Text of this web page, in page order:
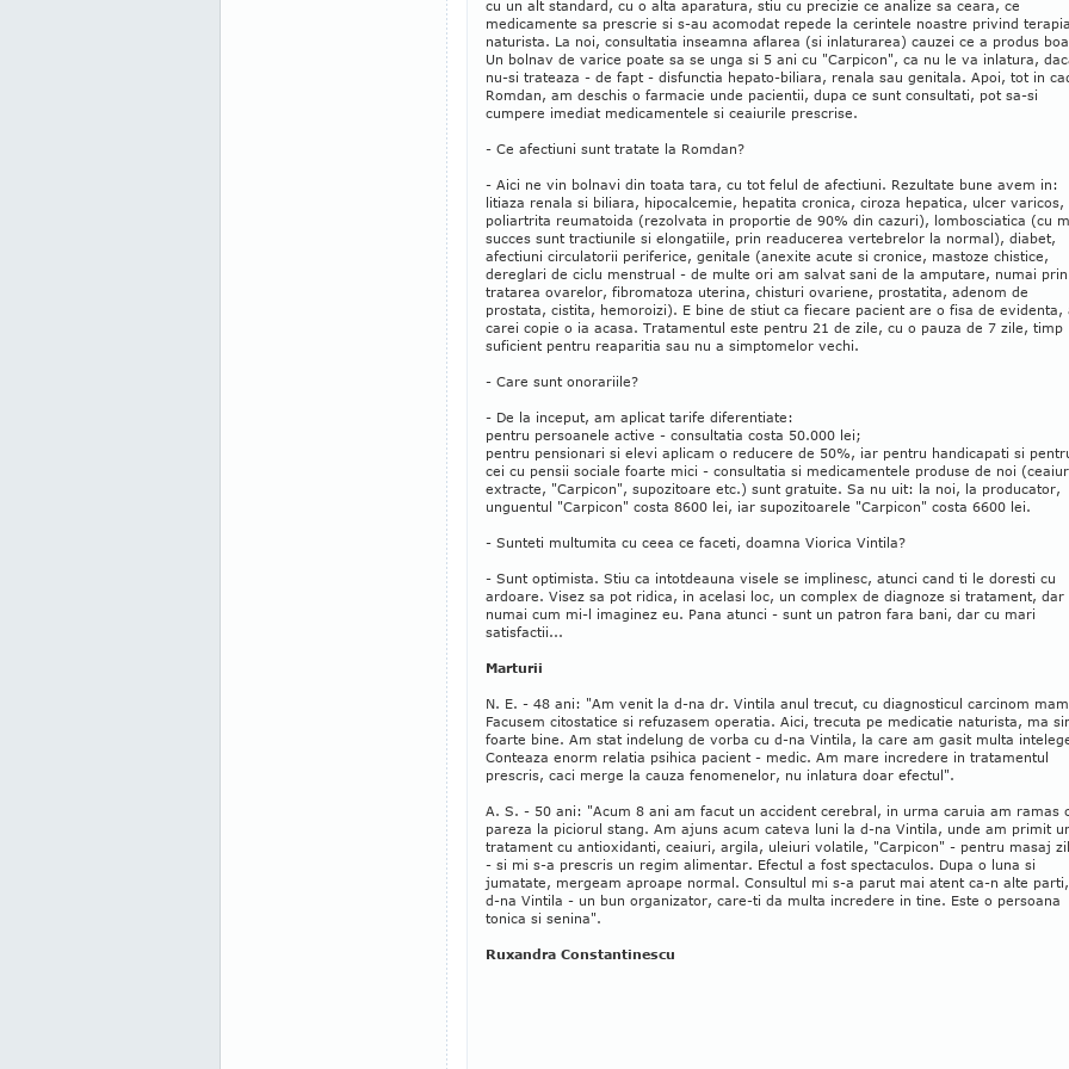
cu un alt standard, cu o alta aparatura, stiu cu precizie ce analize sa ceara, ce
medicamente sa prescrie si s-au acomodat repede la cerintele noastre privind terapia
naturista. La noi, consultatia inseamna aflarea (si inlaturarea) cauzei ce a produs
Un bolnav de varice poate sa se unga si 5 ani cu "Carpicon", ca nu le va inlatura,
nu-si trateaza - de fapt - disfunctia hepato-biliara, renala sau genitala. Apoi, tot in
Romdan, am deschis o farmacie unde pacientii, dupa ce sunt consultati, pot sa-si
cumpere imediat medicamentele si ceaiurile prescrise.
- Ce afectiuni sunt tratate la Romdan?
- Aici ne vin bolnavi din toata tara, cu tot felul de afectiuni. Rezultate bune avem in:
litiaza renala si biliara, hipocalcemie, hepatita cronica, ciroza hepatica, ulcer varicos,
poliartrita reumatoida (rezolvata in proportie de 90% din cazuri), lombosciatica (cu
succes sunt tractiunile si elongatiile, prin readucerea vertebrelor la normal), diabet,
afectiuni circulatorii periferice, genitale (anexite acute si cronice, mastoze chistice,
dereglari de ciclu menstrual - de multe ori am salvat sani de la amputare, numai prin
tratarea ovarelor, fibromatoza uterina, chisturi ovariene, prostatita, adenom de
prostata, cistita, hemoroizi). E bine de stiut ca fiecare pacient are o fisa de evidenta,
carei copie o ia acasa. Tratamentul este pentru 21 de zile, cu o pauza de 7 zile, timp
suficient pentru reaparitia sau nu a simptomelor vechi.
- Care sunt onorariile?
- De la inceput, am aplicat tarife diferentiate:
pentru persoanele active - consultatia costa 50.000 lei;
pentru pensionari si elevi aplicam o reducere de 50%, iar pentru handicapati si
cei cu pensii sociale foarte mici - consultatia si medicamentele produse de noi
extracte, "Carpicon", supozitoare etc.) sunt gratuite. Sa nu uit: la noi, la producator,
unguentul "Carpicon" costa 8600 lei, iar supozitoarele "Carpicon" costa 6600 lei.
- Sunteti multumita cu ceea ce faceti, doamna Viorica Vintila?
- Sunt optimista. Stiu ca intotdeauna visele se implinesc, atunci cand ti le doresti cu
ardoare. Visez sa pot ridica, in acelasi loc, un complex de diagnoze si tratament, dar
numai cum mi-l imaginez eu. Pana atunci - sunt un patron fara bani, dar cu mari
satisfactii...
Marturii
N. E. - 48 ani: "Am venit la d-na dr. Vintila anul trecut, cu diagnosticul carcinom
Facusem citostatice si refuzasem operatia. Aici, trecuta pe medicatie naturista, ma
foarte bine. Am stat indelung de vorba cu d-na Vintila, la care am gasit multa
Conteaza enorm relatia psihica pacient - medic. Am mare incredere in tratamentul
prescris, caci merge la cauza fenomenelor, nu inlatura doar efectul".
A. S. - 50 ani: "Acum 8 ani am facut un accident cerebral, in urma caruia am ramas
pareza la piciorul stang. Am ajuns acum cateva luni la d-na Vintila, unde am primit
tratament cu antioxidanti, ceaiuri, argila, uleiuri volatile, "Carpicon" - pentru masaj
- si mi s-a prescris un regim alimentar. Efectul a fost spectaculos. Dupa o luna si
jumatate, mergeam aproape normal. Consultul mi s-a parut mai atent ca-n alte
d-na Vintila - un bun organizator, care-ti da multa incredere in tine. Este o persoana
tonica si senina".
Ruxandra Constantinescu